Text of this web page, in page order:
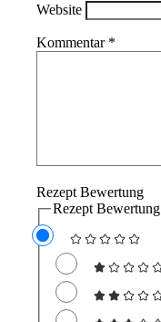
Website
Kommentar *
Rezept Bewertung
Rezept Bewertung